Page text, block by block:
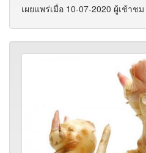
เผยแพร่เมื่อ 10-07-2020 ผู้เช้าช